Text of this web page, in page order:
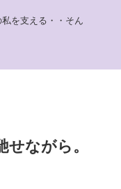
を支える・・そん
ながら。